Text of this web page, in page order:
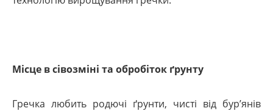
Місце в сівозміні та обробіток ґрунту
Гречка любить родючі ґрунти, чисті від бур’янів